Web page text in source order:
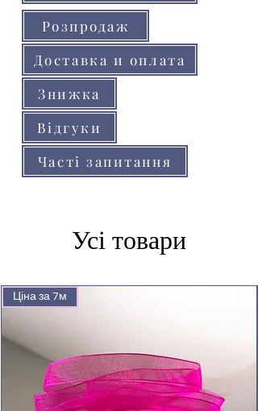
Розпродаж
Доставка и оплата
Знижка
Відгуки
Часті запитання
Усі товари
Ціна за 7м